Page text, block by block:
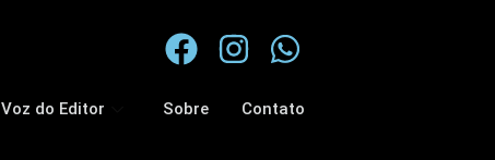
Voz do Editor Sobre Contato